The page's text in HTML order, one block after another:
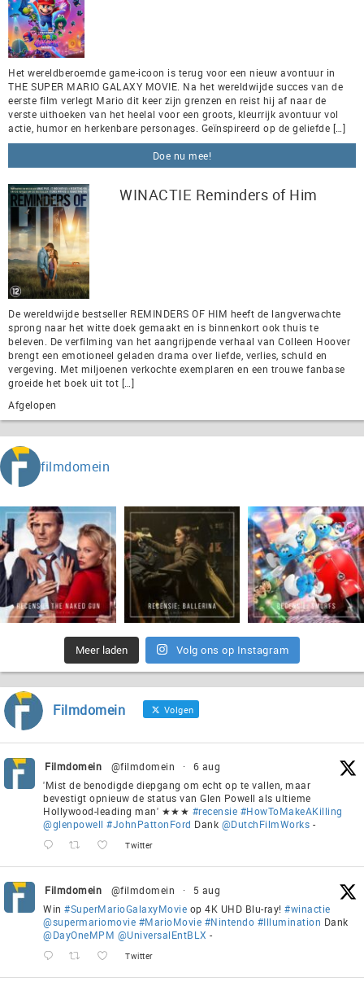
Het wereldberoemde game-icoon is terug voor een nieuw avontuur in
THE SUPER MARIO GALAXY MOVIE. Na het wereldwijde succes van de
eerste film verlegt Mario dit keer zijn grenzen en reist hij af naar de
verste uithoeken van het heelal voor een groots, kleurrijk avontuur vol
actie, humor en herkenbare personages. Geïnspireerd op de geliefde […]
Doe nu mee!
WINACTIE Reminders of Him
De wereldwijde bestseller REMINDERS OF HIM heeft de langverwachte
sprong naar het witte doek gemaakt en is binnenkort ook thuis te
beleven. De verfilming van het aangrijpende verhaal van Colleen Hoover
brengt een emotioneel geladen drama over liefde, verlies, schuld en
vergeving. Met miljoenen verkochte exemplaren en een trouwe fanbase
groeide het boek uit tot […]
Afgelopen
filmdomein
Meer laden Volg ons op Instagram
Filmdomein Volgen
Filmdomein @filmdomein ·
6 aug
'Mist de benodigde diepgang om echt op te vallen, maar
bevestigt opnieuw de status van Glen Powell als ultieme
Hollywood-leading man' ★★★ #recensie #HowToMakeAKilling
@glenpowell #JohnPattonFord Dank @DutchFilmWorks -
Twitter
Filmdomein @filmdomein ·
5 aug
Win #SuperMarioGalaxyMovie op 4K UHD Blu-ray! #winactie
@supermariomovie #MarioMovie #Nintendo #Illumination Dank
@DayOneMPM @UniversalEntBLX -
Twitter